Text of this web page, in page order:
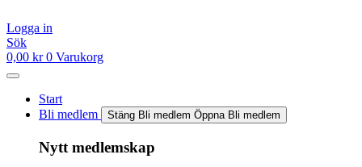
till
innehåll
Logga in
Sök
0,00 kr 0 Varukorg
Start
Bli medlem
Stäng Bli medlem Öppna Bli medlem
Nytt medlemskap